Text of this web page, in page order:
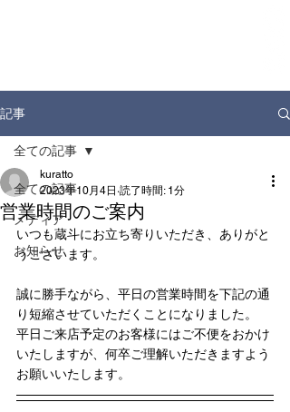
記事
全ての記事
メディア
お知らせ
全ての記事
営業時間のご案内
kuratto
2023年10月4日 読了時間: 1分
いつも蔵斗にお立ち寄りいただき、ありがと
うございます。
誠に勝手ながら、平日の営業時間を下記の通
り短縮させていただくことになりました。
平日ご来店予定のお客様にはご不便をおかけ
いたしますが、何卒ご理解いただきますよう
お願いいたします。